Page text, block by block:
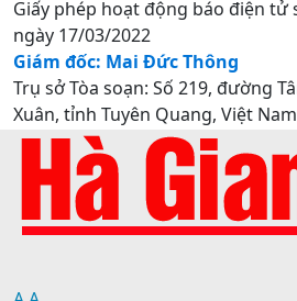
Giấy phép hoạt động báo điện tử
ngày 17/03/2022
Giám đốc: Mai Đức Thông
Trụ sở Tòa soạn: Số 219, đường
Xuân, tỉnh Tuyên Quang, Việt
Điện thoại: 0207.3822820 -
0207.3822821 - Email: